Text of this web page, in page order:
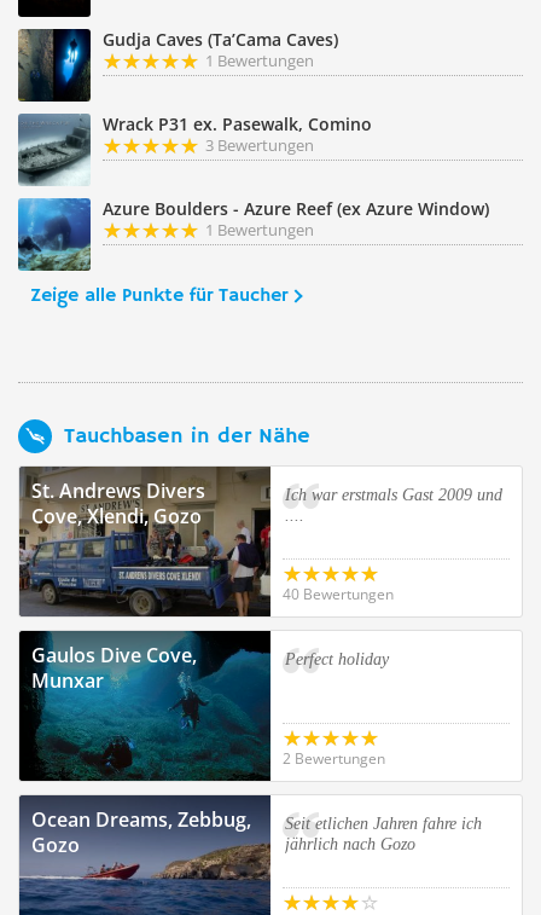
Gudja Caves (Ta’Cama Caves)
1 Bewertungen
Wrack P31 ex. Pasewalk, Comino
3 Bewertungen
Azure Boulders - Azure Reef (ex Azure Window)
1 Bewertungen
Zeige alle Punkte für Taucher
Tauchbasen in der Nähe
St. Andrews Divers
Cove, Xlendi, Gozo
Ich war erstmals Gast 2009 und
....
40 Bewertungen
Gaulos Dive Cove,
Munxar
Perfect holiday
2 Bewertungen
Ocean Dreams, Zebbug,
Gozo
Seit etlichen Jahren fahre ich
jährlich nach Gozo